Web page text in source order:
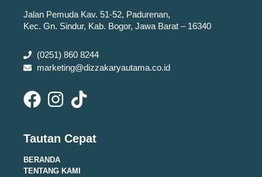
Jalan Pemuda Kav. 51-52, Padurenan,
Kec. Gn. Sindur, Kab. Bogor, Jawa Barat – 16340
(0251) 860 8244
marketing@dizzakaryautama.co.id
Tautan Cepat
BERANDA
TENTANG KAMI